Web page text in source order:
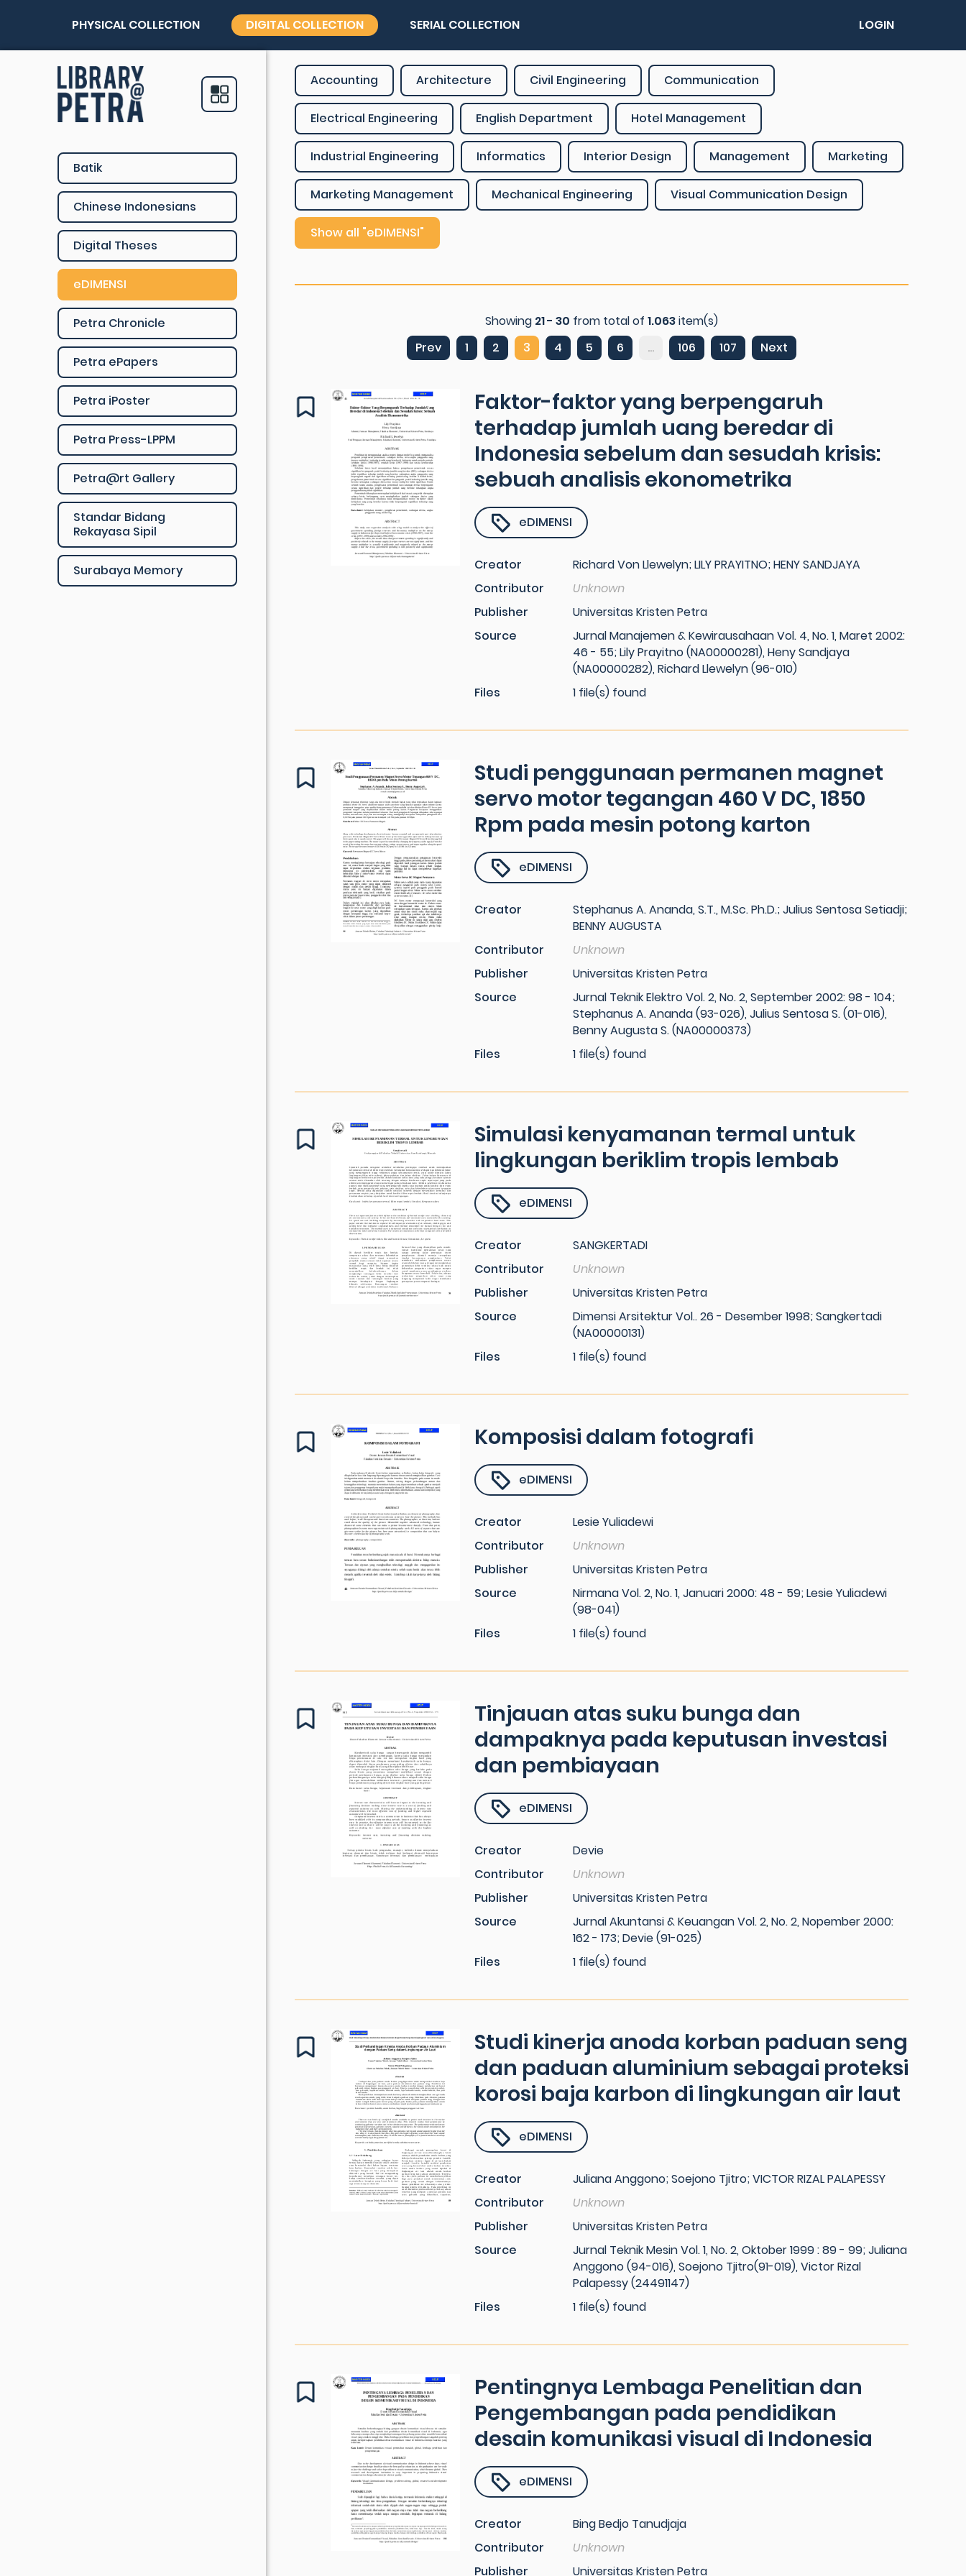
PHYSICAL COLLECTION DIGITAL COLLECTION SERIAL COLLECTION LOGIN
Batik
Chinese Indonesians
Digital Theses
eDIMENSI
Petra Chronicle
Petra ePapers
Petra iPoster
Petra Press-LPPM
Petra@rt Gallery
Standar Bidang
Rekayasa Sipil
Surabaya Memory
Accounting Architecture Civil Engineering Communication
Electrical Engineering English Department Hotel Management
Industrial Engineering Informatics Interior Design Management Marketing
Marketing Management Mechanical Engineering Visual Communication Design
Show all "eDIMENSI"
Showing 21 - 30 from total of 1.063item(s)
Prev
1 2 3 4 5 6 ... 106 107 Next
Faktor-faktor yang berpengaruh
terhadap jumlah uang beredar di
Indonesia sebelum dan sesudah krisis:
sebuah analisis ekonometrika
eDIMENSI
Creator
Richard Von Llewelyn; LILY PRAYITNO; HENY SANDJAYA
Contributor
Unknown
Publisher
Universitas Kristen Petra
Source
Jurnal Manajemen & Kewirausahaan Vol. 4, No. 1, Maret 2002:
46 - 55; Lily Prayitno (NA00000281), Heny Sandjaya
(NA00000282), Richard Llewelyn (96-010)
Files
1 file(s) found
Studi penggunaan permanen magnet
servo motor tegangan 460 V DC, 1850
Rpm pada mesin potong karton
eDIMENSI
Creator
Stephanus A. Ananda, S.T., M.Sc. Ph.D.; Julius Sentosa Setiadji;
BENNY AUGUSTA
Contributor
Unknown
Publisher
Universitas Kristen Petra
Source
Jurnal Teknik Elektro Vol. 2, No. 2, September 2002: 98 - 104;
Stephanus A. Ananda (93-026), Julius Sentosa S. (01-016),
Benny Augusta S. (NA00000373)
Files
1 file(s) found
Simulasi kenyamanan termal untuk
lingkungan beriklim tropis lembab
eDIMENSI
Creator
SANGKERTADI
Contributor
Unknown
Publisher
Universitas Kristen Petra
Source
Dimensi Arsitektur Vol.. 26 - Desember 1998; Sangkertadi
(NA00000131)
Files
1 file(s) found
Komposisi dalam fotografi
eDIMENSI
Creator
Lesie Yuliadewi
Contributor
Unknown
Publisher
Universitas Kristen Petra
Source
Nirmana Vol. 2, No. 1, Januari 2000: 48 - 59; Lesie Yuliadewi
(98-041)
Files
1 file(s) found
Tinjauan atas suku bunga dan
dampaknya pada keputusan investasi
dan pembiayaan
eDIMENSI
Creator
Devie
Contributor
Unknown
Publisher
Universitas Kristen Petra
Source
Jurnal Akuntansi & Keuangan Vol. 2, No. 2, Nopember 2000:
162 - 173; Devie (91-025)
Files
1 file(s) found
Studi kinerja anoda korban paduan seng
dan paduan aluminium sebagai proteksi
korosi baja karbon di lingkungan air laut
eDIMENSI
Creator
Juliana Anggono; Soejono Tjitro; VICTOR RIZAL PALAPESSY
Contributor
Unknown
Publisher
Universitas Kristen Petra
Source
Jurnal Teknik Mesin Vol. 1, No. 2, Oktober 1999 : 89 - 99; Juliana
Anggono (94-016), Soejono Tjitro(91-019), Victor Rizal
Palapessy (24491147)
Files
1 file(s) found
Pentingnya Lembaga Penelitian dan
Pengembangan pada pendidikan
desain komunikasi visual di Indonesia
eDIMENSI
Creator
Bing Bedjo Tanudjaja
Contributor
Unknown
Publisher
Universitas Kristen Petra